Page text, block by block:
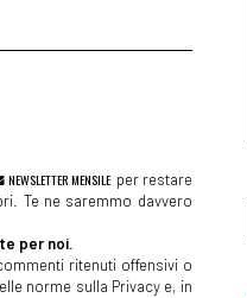
NEWSLETTER MENSILE per restare
Te ne saremmo davvero
per noi.
ritenuti offensivi o
norme sulla Privacy e, in